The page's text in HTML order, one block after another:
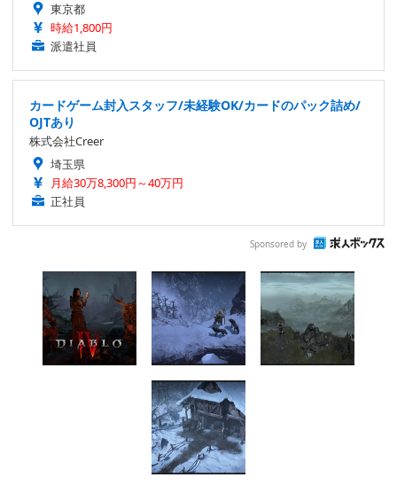
東京都
時給1,800円
派遣社員
カードゲーム封入スタッフ/未経験OK/カードのパック詰め/
OJTあり
株式会社Creer
埼玉県
月給30万8,300円～40万円
正社員
Sponsored by